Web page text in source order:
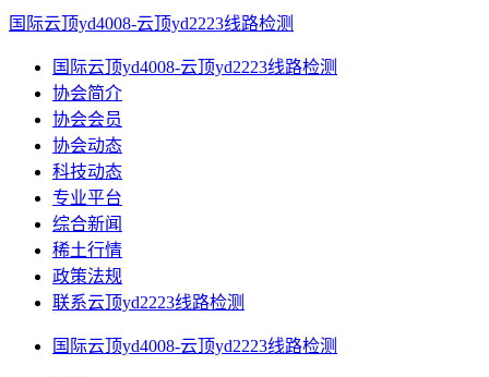
国际云顶yd4008-云顶yd2223线路检测
国际云顶yd4008-云顶yd2223线路检测
协会简介
协会会员
协会动态
科技动态
专业平台
综合新闻
稀土行情
政策法规
联系云顶yd2223线路检测
国际云顶yd4008-云顶yd2223线路检测